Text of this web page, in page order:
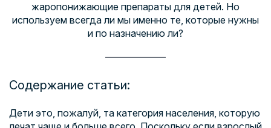
жаропонижающие препараты для детей. Но
используем всегда ли мы именно те, которые нужны
и по назначению ли?
Содержание статьи:
Дети это, пожалуй, та категория населения, которую